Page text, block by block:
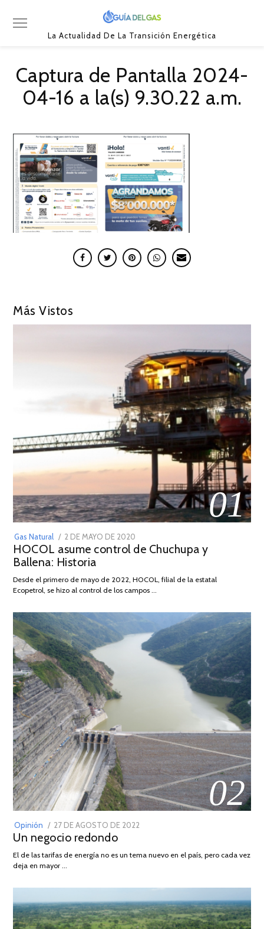
La Actualidad De La Transición Energética
Captura de Pantalla 2024-
04-16 a la(s) 9.30.22 a.m.
Más Vistos
01
Gas Natural
POSTED
ON
2 DE MAYO DE 2020
DE
2026
HOCOL asume control de Chuchupa y
Ballena: Historia
Desde el primero de mayo de 2022, HOCOL, filial de la estatal
Ecopetrol, se hizo al control de los campos …
02
Opinión
POSTED
ON
27 DE AGOSTO DE 2022
DE
Un negocio redondo
El de las tarifas de energía no es un tema nuevo en el país, pero cada vez
deja en mayor …